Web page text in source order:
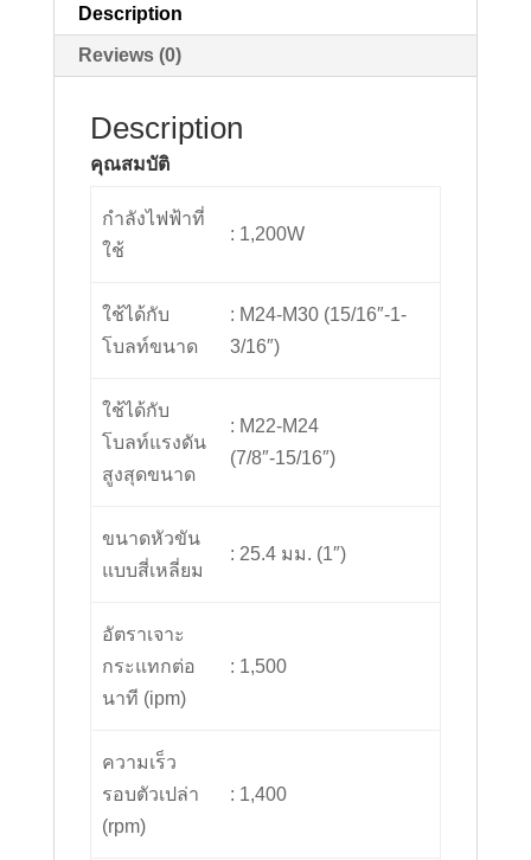
Description
Reviews (0)
Description
คุณสมบัติ
กำลังไฟฟ้าที่
ใช้
: 1,200W
ใช้ได้กับ
โบลท์ขนาด
: M24-M30 (15/16″-1-
3/16″)
ใช้ได้กับ
โบลท์แรงดัน
สูงสุดขนาด
: M22-M24
(7/8″-15/16″)
ขนาดหัวขัน
แบบสี่เหลี่ยม
: 25.4 มม. (1″)
อัตราเจาะ
กระแทกต่อ
นาที (ipm)
: 1,500
ความเร็ว
รอบตัวเปล่า
(rpm)
: 1,400